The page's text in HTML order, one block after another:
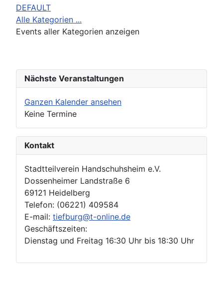
DEFAULT
Alle Kategorien ...
Events aller Kategorien anzeigen
Nächste Veranstaltungen
Ganzen Kalender ansehen
Keine Termine
Kontakt
Stadtteilverein Handschuhsheim e.V.
Dossenheimer Landstraße 6
69121 Heidelberg
Telefon: (06221) 409584
E-mail: tiefburg@t-online.de
Geschäftszeiten:
Dienstag und Freitag 16:30 Uhr bis 18:30 Uhr